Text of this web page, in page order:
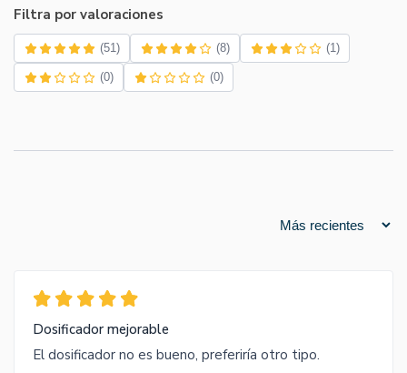
Filtra por valoraciones
(51) (8) (1)
(0) (0)
Dosificador mejorable
El dosificador no es bueno, preferiría otro tipo.